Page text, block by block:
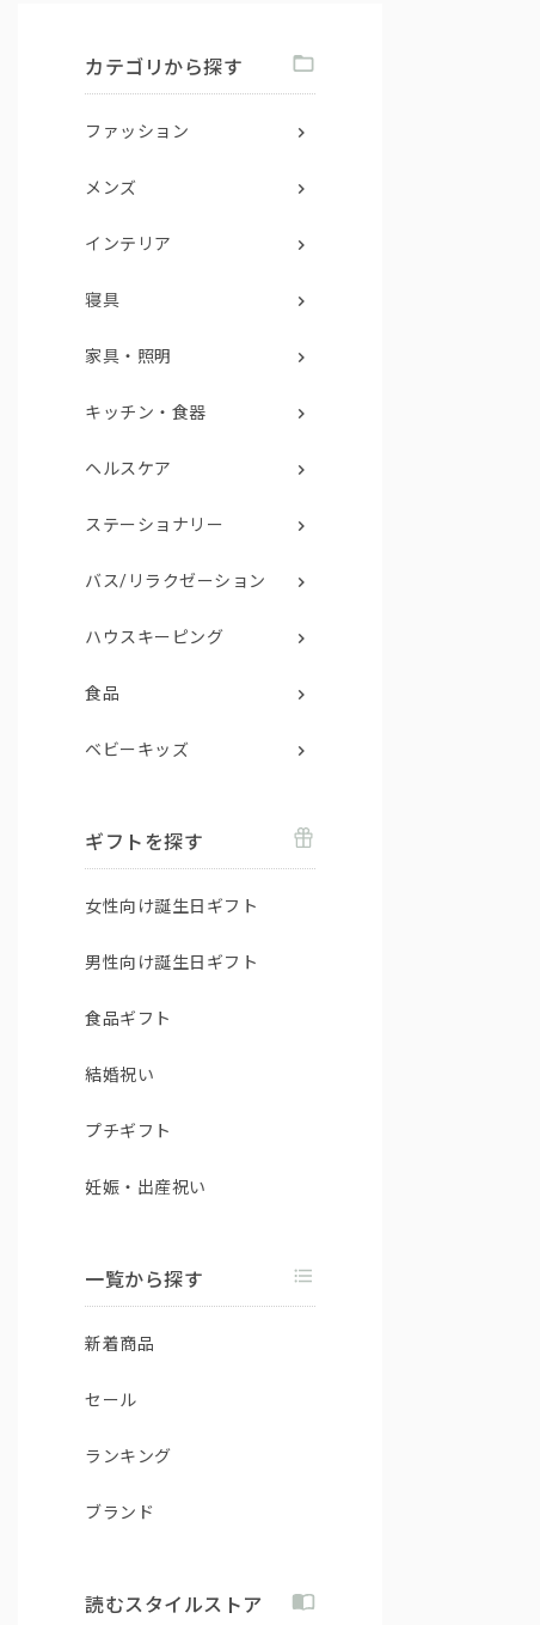
カテゴリから探す
ファッション
メンズ
インテリア
寝具
家具・照明
キッチン・食器
ヘルスケア
ステーショナリー
バス/リラクゼーション
ハウスキーピング
食品
ベビーキッズ
ギフトを探す
女性向け誕生日ギフト
男性向け誕生日ギフト
食品ギフト
結婚祝い
プチギフト
妊娠・出産祝い
一覧から探す
新着商品
セール
ランキング
ブランド
読むスタイルストア